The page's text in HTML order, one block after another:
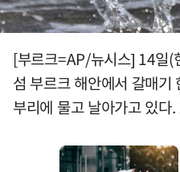
[부르크=AP/뉴시스] 14일(
섬 부르크 해안에서 갈매기
부리에 물고 날아가고 있